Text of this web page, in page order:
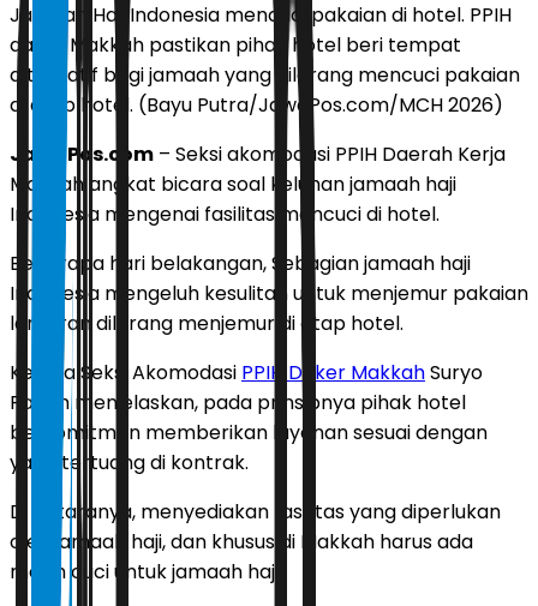
Jamaah Haji Indonesia mencuci pakaian di hotel. PPIH
daker Makkah pastikan pihak hotel beri tempat
alternatif bagi jamaah yang dilarang mencuci pakaian
di atap hotel. (Bayu Putra/JawaPos.com/MCH 2026)
JawaPos.com – Seksi akomodasi PPIH Daerah Kerja
Makkah angkat bicara soal keluhan jamaah haji
Indonesia mengenai fasilitas mencuci di hotel.
Beberapa hari belakangan, Sebagian jamaah haji
Indonesia mengeluh kesulitan untuk menjemur pakaian
lantaran dilarang menjemur di atap hotel.
Kepala Seksi Akomodasi PPIH Daker MakkahSuryo
Panilih menjelaskan, pada prinsipnya pihak hotel
berkomitmen memberikan layanan sesuai dengan
yang tertuang di kontrak.
Di antaranya, menyediakan fasilitas yang diperlukan
oleh jamaah haji, dan khusus di Makkah harus ada
mesin cuci untuk jamaah haji.